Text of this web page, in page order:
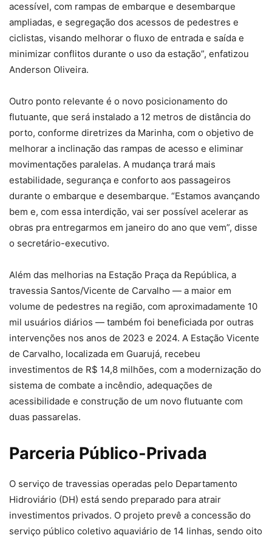
acessível, com rampas de embarque e desembarque
ampliadas, e segregação dos acessos de pedestres e
ciclistas, visando melhorar o fluxo de entrada e saída e
minimizar conflitos durante o uso da estação”, enfatizou
Anderson Oliveira.
Outro ponto relevante é o novo posicionamento do
flutuante, que será instalado a 12 metros de distância do
porto, conforme diretrizes da Marinha, com o objetivo de
melhorar a inclinação das rampas de acesso e eliminar
movimentações paralelas. A mudança trará mais
estabilidade, segurança e conforto aos passageiros
durante o embarque e desembarque. “Estamos avançando
bem e, com essa interdição, vai ser possível acelerar as
obras pra entregarmos em janeiro do ano que vem”, disse
o secretário-executivo.
Além das melhorias na Estação Praça da República, a
travessia Santos/Vicente de Carvalho — a maior em
volume de pedestres na região, com aproximadamente 10
mil usuários diários — também foi beneficiada por outras
intervenções nos anos de 2023 e 2024. A Estação Vicente
de Carvalho, localizada em Guarujá, recebeu
investimentos de R$ 14,8 milhões, com a modernização do
sistema de combate a incêndio, adequações de
acessibilidade e construção de um novo flutuante com
duas passarelas.
Parceria Público-Privada
O serviço de travessias operadas pelo Departamento
Hidroviário (DH) está sendo preparado para atrair
investimentos privados. O projeto prevê a concessão do
serviço público coletivo aquaviário de 14 linhas, sendo oito